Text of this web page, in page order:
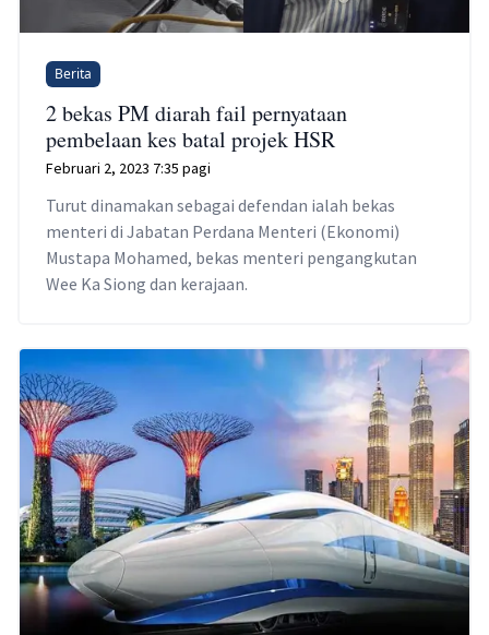
Berita
2 bekas PM diarah fail pernyataan
pembelaan kes batal projek HSR
Februari 2, 2023 7:35 pagi
Turut dinamakan sebagai defendan ialah bekas
menteri di Jabatan Perdana Menteri (Ekonomi)
Mustapa Mohamed, bekas menteri pengangkutan
Wee Ka Siong dan kerajaan.